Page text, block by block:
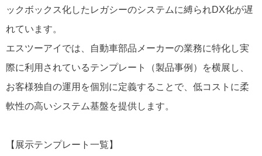
ックボックス化したレガシーのシステムに縛られDX化が遅
れています。
エスツーアイでは、自動車部品メーカーの業務に特化し実
際に利用されているテンプレート（製品事例）を横展し、
お客様独自の運用を個別に定義することで、低コストに柔
軟性の高いシステム基盤を提供します。
【展示テンプレート一覧】